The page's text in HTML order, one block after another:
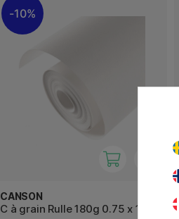
10%
CANSON
C à grain Rulle 180g 0.75 x 10 m